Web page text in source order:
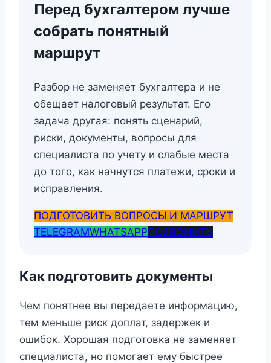
Перед бухгалтером лучше
собрать понятный
маршрут
Разбор не заменяет бухгалтера и не
обещает налоговый результат. Его
задача другая: понять сценарий,
риски, документы, вопросы для
специалиста по учету и слабые места
до того, как начнутся платежи, сроки и
исправления.
ПОДГОТОВИТЬ ВОПРОСЫ И МАРШРУТ
TELEGRAMWHATSAPPПОЗВОНИТЬ
Как подготовить документы
Чем понятнее вы передаете информацию,
тем меньше риск доплат, задержек и
ошибок. Хорошая подготовка не заменяет
специалиста, но помогает ему быстрее